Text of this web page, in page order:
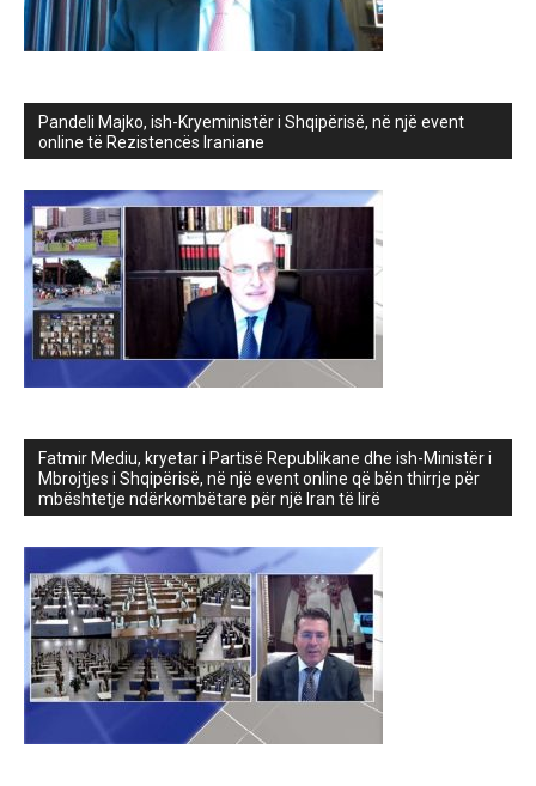
Pandeli Majko, ish-Kryeministër i Shqipërisë, në një event
online të Rezistencës Iraniane
Fatmir Mediu, kryetar i Partisë Republikane dhe ish-Ministër i
Mbrojtjes i Shqipërisë, në një event online që bën thirrje për
mbështetje ndërkombëtare për një Iran të lirë